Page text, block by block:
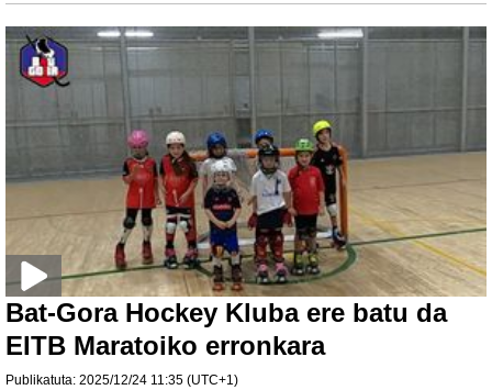
Bat-Gora Hockey Kluba ere batu da
EITB Maratoiko erronkara
Publikatuta: 2025/12/24 11:35 (UTC+1)